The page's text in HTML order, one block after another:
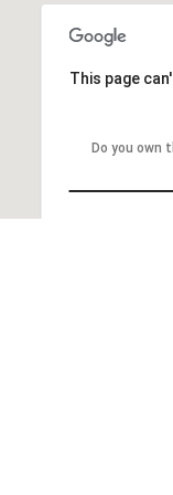
This page
Do you own